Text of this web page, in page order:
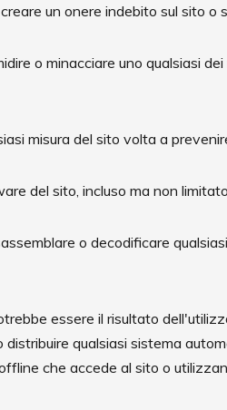
un onere indebito sul sito o
o minacciare uno qualsiasi
misura del sito volta a
del sito, incluso ma non
o decodificare
essere il risultato
qualsiasi sistema
che accede al sito o